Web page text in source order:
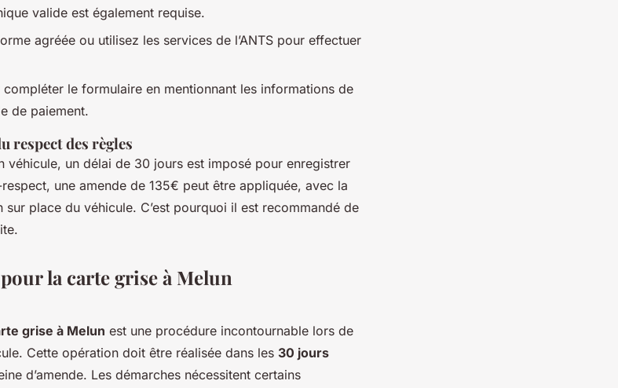
valide est également requise.
agréée ou utilisez les services de l’ANTS pour effectuer
le formulaire en mentionnant les informations de
de paiement.
respect des règles
véhicule, un délai de 30 jours est imposé pour enregistrer
une amende de 135€ peut être appliquée, avec la
sur place du véhicule. C’est pourquoi il est recommandé de
la carte grise à Melun
grise à Melun est une procédure incontournable lors de
Cette opération doit être réalisée dans les 30 jours
d’amende. Les démarches nécessitent certains